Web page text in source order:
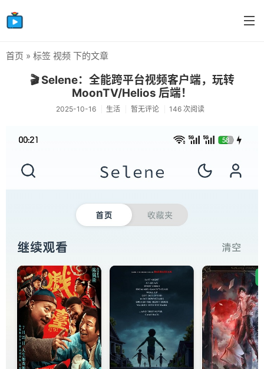
分类
生活
首页 » 标签 视频 下的文章
🎬 Selene：全能跨平台视频客户端，玩转
MoonTV/Helios 后端！
2025-10-16 生活 暂无评论 146 次阅读